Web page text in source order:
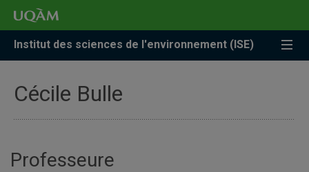
Accéder
recherche
Accéder
menu
pricipal
Accéder
zone
Institut des sciences de l'environnement (ISE)
Cécile Bulle
Professeure